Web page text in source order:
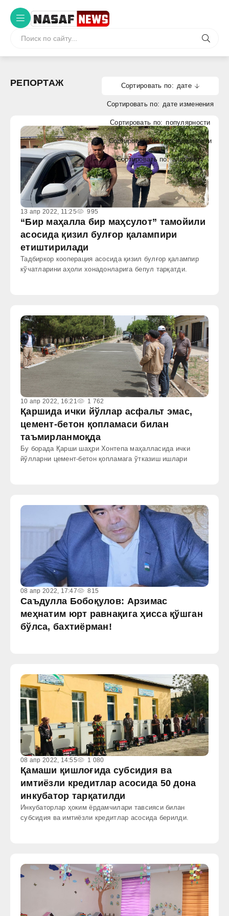
РЕПОРТАЖ дате
дате изменения
популярности
посещаемости
алфавиту
13 апр 2022, 11:25 995
“Бир маҳалла бир маҳсулот” тамойили
асосида қизил булғор қалампири
етиштирилади
Тадбиркор кооперация асосида қизил булғор қалампир
кўчатларини аҳоли хонадонларига бепул тарқатди.
10 апр 2022, 16:21 1 762
Қаршида ички йўллар асфальт эмас,
цемент-бетон қопламаси билан
таъмирланмоқда
Бу борада Қарши шаҳри Хонтепа маҳалласида ички
йўлларни цемент-бетон қопламага ўтказиш ишлари
08 апр 2022, 17:47 815
Саъдулла Бобоқулов: Арзимас
меҳнатим юрт равнақига ҳисса қўшган
бўлса, бахтиёрман!
08 апр 2022, 14:55 1 080
Қамаши қишлоғида субсидия ва
имтиёзли кредитлар асосида 50 дона
инкубатор тарқатилди
Инкубаторлар ҳоким ёрдамчилари тавсияси билан
субсидия ва имтиёзли кредитлар асосида берилди.